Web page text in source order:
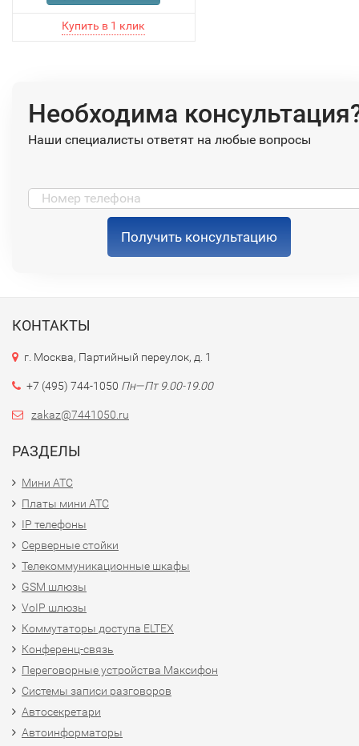
Необходима
Наши специалисты ответят на любые вопросы
Получить консультацию
КОНТАКТЫ
г. Москва, Партийный переулок, д. 1
+7 (495) 744-1050 Пн—Пт 9.00-19.00
zakaz@7441050.ru
РАЗДЕЛЫ
Мини АТС
Платы мини АТС
IP телефоны
Серверные стойки
Телекоммуникационные шкафы
GSM шлюзы
VoIP шлюзы
Коммутаторы доступа ELTEX
Конференц-связь
Переговорные устройства Максифон
Системы записи разговоров
Автосекретари
Автоинформаторы